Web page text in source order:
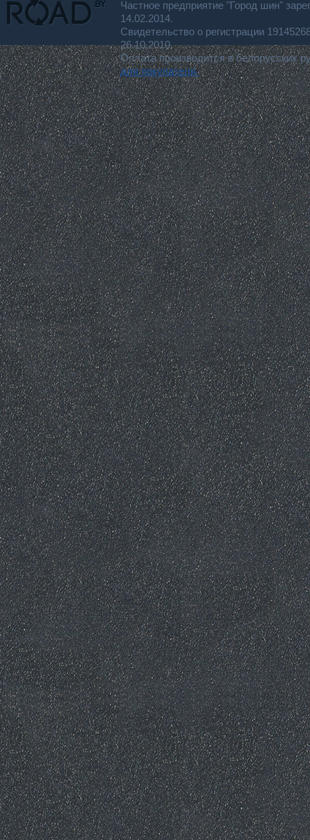
Частное предприятие "Город шин"
14.02.2014.
Свидетельство о регистрации
26.10.2010.
Оплата производится в белорусских
для покупателя.